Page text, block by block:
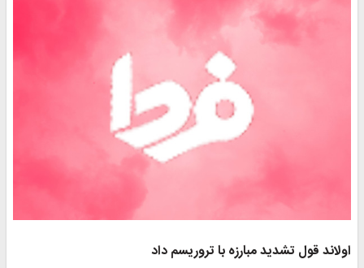
اولاند قول تشدید مبارزه با تروریسم داد